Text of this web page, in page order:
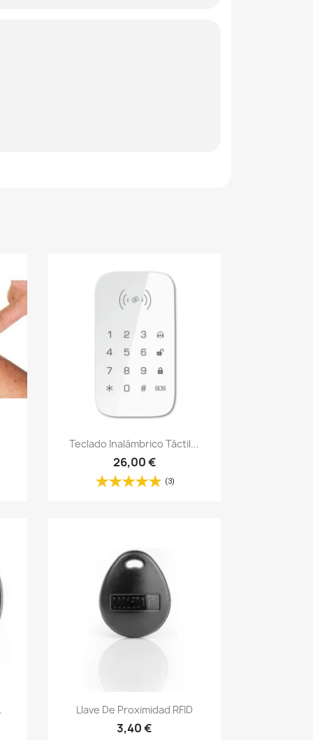
Vista rápida
Teclado Inalámbrico Táctil...
26,00 €
(3)
Vista rápida
Llave De Proximidad RFID
3,40 €